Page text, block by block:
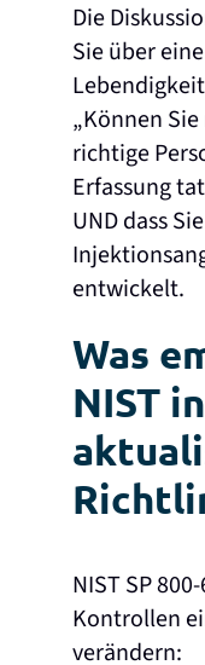
Die
Sie über eine
„Können
richtige
Erfassung
UND dass
entwickelt.
Was
NIST
NIST SP
Kontrollen
verändern: